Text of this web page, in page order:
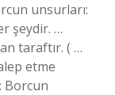
unsurları:
şeydir. …
taraftır. ( …
etme
Borcun